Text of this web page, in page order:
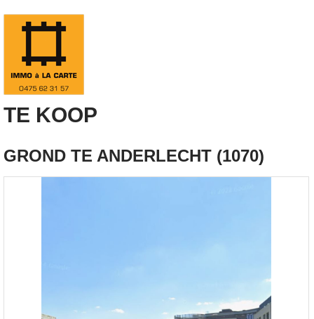
TE KOOP
GROND TE ANDERLECHT (1070)